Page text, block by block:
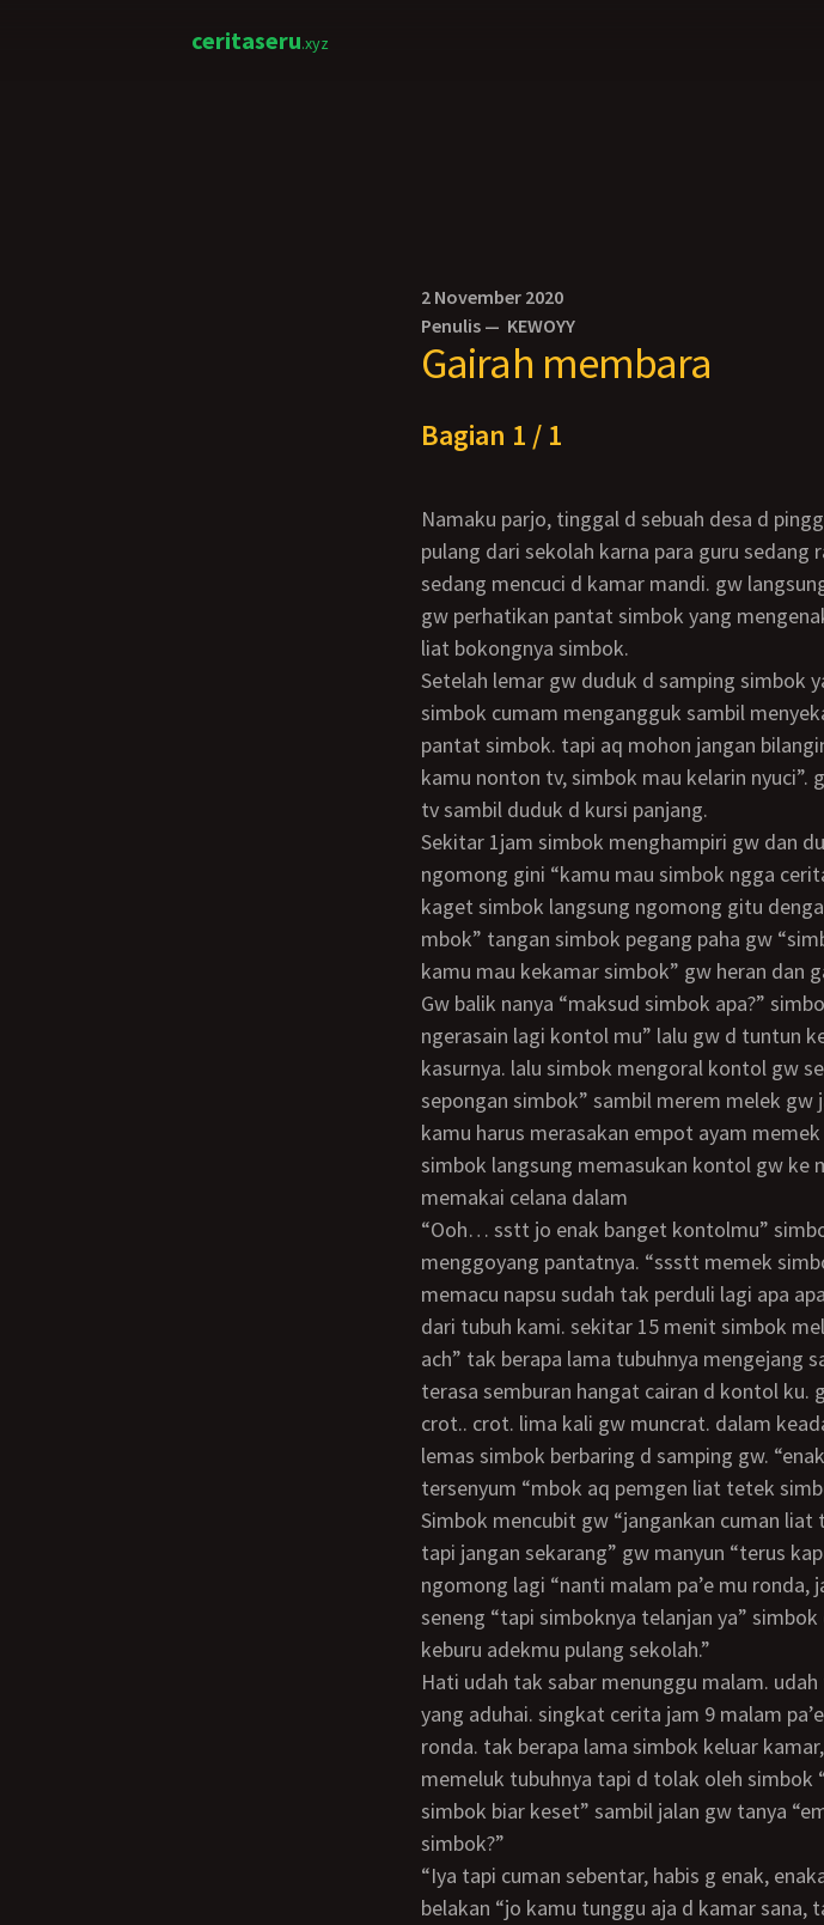
ceritaseru.xyz
2 November 2020
Penulis — KEWOYY
Gairah membara
Bagian 1 / 1
Namaku parjo, tinggal d sebuah desa d pinggiran kota solo. hari itu jam 9 siang, gw
pulang dari sekolah karna para guru sedang
sedang mencuci d kamar mandi. gw
gw perhatikan pantat simbok yang
liat bokongnya simbok.
Setelah lemar gw duduk d samping simbok yang juga duduk. “maafin aq mbok”
simbok cumam mengangguk sambil
pantat simbok. tapi aq mohon jangan
kamu nonton tv, simbok mau kelarin
tv sambil duduk d kursi panjang.
sekitar 1jam simbok menghampiri gw dan duduk d samping gw. simbok lalu
ngomong gini “kamu mau simbok ngga
kaget simbok langsung ngomong gitu
mbok” tangan simbok pegang paha gw
kamu mau kekamar simbok” gw heran dan
gw balik nanya “maksud simbok apa?” simbok berbisik d telinga gw “simbok pengen
ngerasain lagi kontol mu” lalu gw d tuntun
kasurnya. lalu simbok mengoral kontol gw
sepongan simbok” sambil merem melek gw
kamu harus merasakan empot ayam
simbok langsung memasukan kontol gw ke
memakai celana dalam
“ooh… sstt jo enak banget kontolmu” simbok mendesah ke enakan sambil terus
menggoyang pantatnya. “ssstt memek
memacu napsu sudah tak perduli lagi apa
dari tubuh kami. sekitar 15 menit simbok
ach” tak berapa lama tubuhnya mengejang
terasa semburan hangat cairan d kontol ku.
crot.. crot. lima kali gw muncrat. dalam
lemas simbok berbaring d samping gw.
tersenyum “mbok aq pemgen liat tetek
simbok mencubit gw “jangankan cuman liat tetek simbok jo, d jilatpun simbok mau,
tapi jangan sekarang” gw manyun “terus
ngomong lagi “nanti malam pa’e mu
seneng “tapi simboknya telanjan ya”
keburu adekmu pulang sekolah.”
Hati udah tak sabar menunggu malam. udah terbayang aja ngentot tubuh simbok
yang aduhai. singkat cerita jam 9 malam
ronda. tak berapa lama simbok keluar
memeluk tubuhnya tapi d tolak oleh simbok
simbok biar keset” sambil jalan gw tanya
simbok?”
“iya tapi cuman sebentar, habis g enak, enakan sama kamu” simbok berjalan ke
belakan “jo kamu tunggu aja d kamar sana,